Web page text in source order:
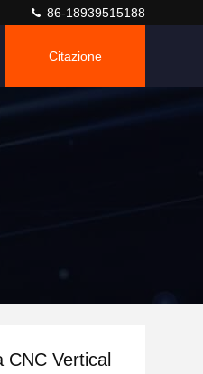
86-18939515188
Citazione
Vertical